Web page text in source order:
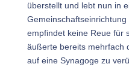
überstellt und lebt nun in
empfindet keine Reue für
äußerte bereits mehrfach
auf eine Synagoge zu